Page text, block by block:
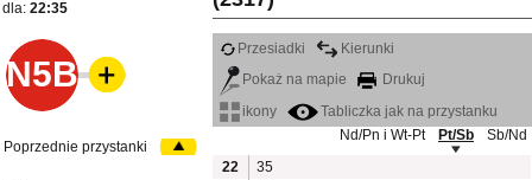
dla: 22:35
N5B
Przesiadki
Kierunki
Pokaż na mapie
Drukuj
ikony
Tabliczka jak na przystanku
Nd/Pn i Wt-Pt
Pt/Sb
Sb/Nd
22
35
Poprzednie przystanki